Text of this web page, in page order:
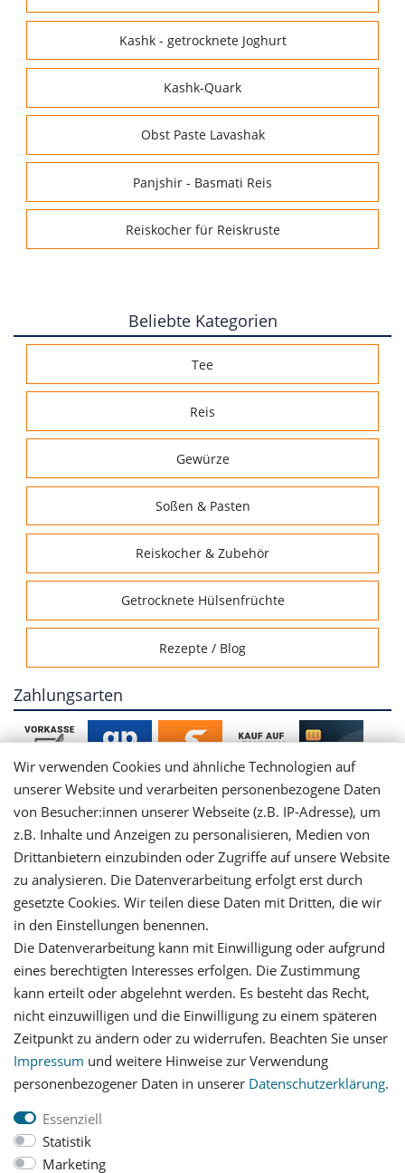
Kashk - getrocknete Joghurt
Kashk-Quark
Obst Paste Lavashak
Panjshir - Basmati Reis
Reiskocher für Reiskruste
Beliebte Kategorien
Tee
Reis
Gewürze
Soßen & Pasten
Reiskocher & Zubehör
Getrocknete Hülsenfrüchte
Rezepte / Blog
Zahlungsarten
Mein Konto
Login
Registrieren
Versandinformationen
Let's stay connected
Impressum
Wir verwenden Cookies und ähnliche Technologien auf
unserer Website und verarbeiten personenbezogene Daten
von Besucher:innen unserer Webseite (z.B. IP-Adresse), um
z.B. Inhalte und Anzeigen zu personalisieren, Medien von
Drittanbietern einzubinden oder Zugriffe auf unsere Website
zu analysieren. Die Datenverarbeitung erfolgt erst durch
gesetzte Cookies. Wir teilen diese Daten mit Dritten, die wir
in den Einstellungen benennen.
Die Datenverarbeitung kann mit Einwilligung oder aufgrund
eines berechtigten Interesses erfolgen. Die Zustimmung
kann erteilt oder abgelehnt werden. Es besteht das Recht,
nicht einzuwilligen und die Einwilligung zu einem späteren
Zeitpunkt zu ändern oder zu widerrufen. Beachten Sie unser
Impressum und weitere Hinweise zur Verwendung
personenbezogener Daten in unserer Daten­schutz­erklärung.
Essenziell
Statistik
Marketing